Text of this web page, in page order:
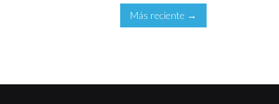
Más reciente →